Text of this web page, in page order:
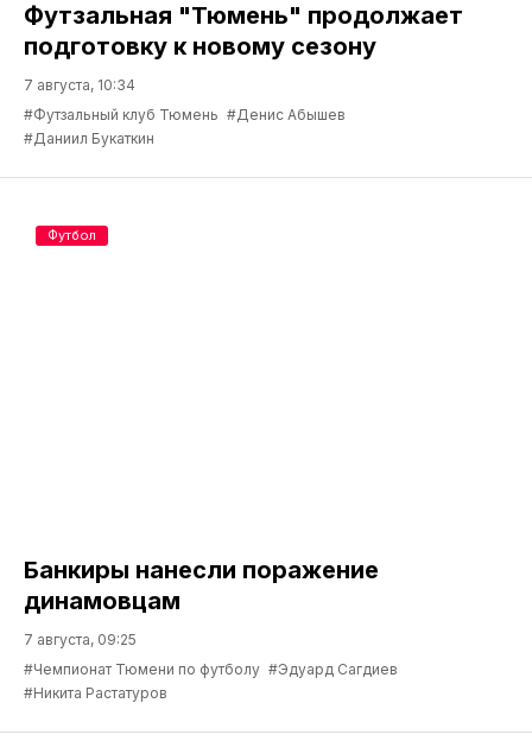
Футзальная "Тюмень" продолжает
подготовку к новому сезону
7 августа, 10:34
#Футзальный клуб Тюмень #Денис Абышев
#Даниил Букаткин
Банкиры нанесли поражение
динамовцам
7 августа, 09:25
#Чемпионат Тюмени по футболу #Эдуард Сагдиев
#Никита Растатуров
Футбол